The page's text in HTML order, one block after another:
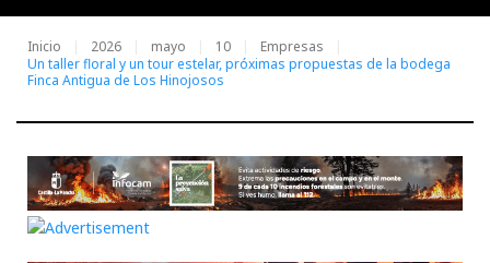
Inicio 2026 mayo 10
Empresas
Un taller floral y un tour estelar, próximas propuestas de la bodega
Finca Antigua de Los Hinojosos